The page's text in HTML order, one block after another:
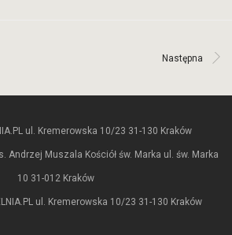
Następna
ul. Kremerowska 10/23 31-130 Kraków
Andrzej Muszala Kościół św. Marka ul. św. Marka
10 31-012 Kraków
ul. Kremerowska 10/23 31-130 Kraków